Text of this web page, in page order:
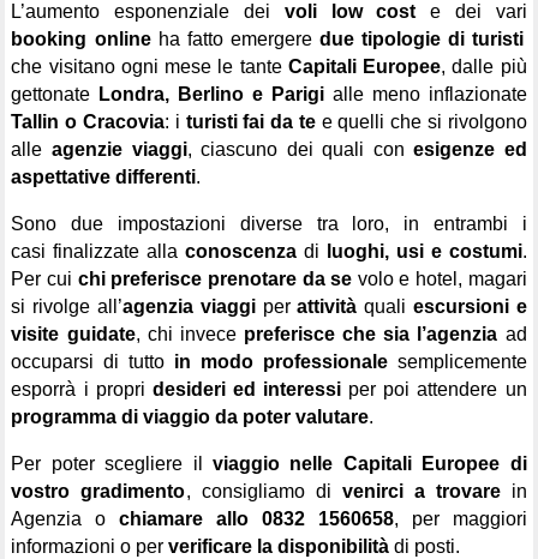
L’aumento esponenziale dei voli low coste dei vari
booking onlineha fatto emergeredue tipologie di turisti
che visitano ogni mese le tante Capitali Europee, dalle più
gettonate Londra, Berlino e Parigialle meno inflazionate
Tallin o Cracovia: i turisti fai da tee quelli che si rivolgono
alle agenzie viaggi, ciascuno dei quali conesigenze ed
aspettative differenti.
Sono due impostazioni diverse tra loro, in entrambi i
casi finalizzate alla conoscenza di luoghi, usi e costumi.
Per cui chi preferisce prenotare da se volo e hotel, magari
si rivolge all’agenzia viaggiperattività quali escursioni e
visite guidate, chi invece preferisce che sia l’agenzia ad
occuparsi di tutto in modo professionale semplicemente
esporrà i propri desideri ed interessi per poi attendere un
programma di viaggio da poter valutare.
Per poter scegliere il viaggio nelle Capitali Europee di
vostro gradimento, consigliamo di venirci a trovarein
Agenzia o chiamare allo 0832 1560658, per maggiori
informazioni o perverificare la disponibilitàdi posti.